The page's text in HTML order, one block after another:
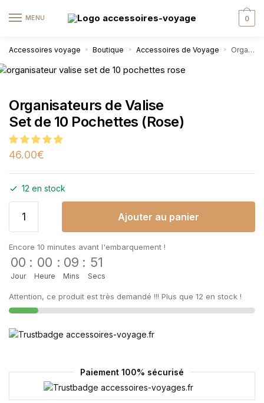
MENU 0
Accessoires voyage » Boutique » Accessoires de Voyage » Organisateurs de Valise Set de 10 Pochettes (Rose)
Organisateurs de Valise
Set de 10 Pochettes (Rose)
46.00€
12 en stock
Ajouter au panier
Encore 10 minutes avant l'embarquement !
00
Jour
: 00
Heure
: 09
Mins
: 51
Secs
Attention, ce produit est très demandé !!! Plus que 12 en stock !
Paiement 100% sécurisé